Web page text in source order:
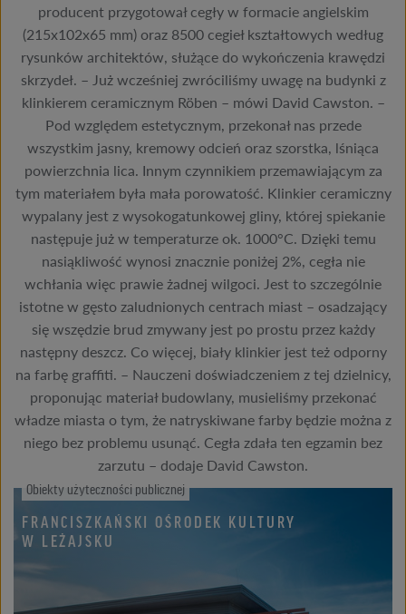
producent przygotował cegły w formacie angielskim
(215x102x65 mm) oraz 8500 cegieł kształtowych według
rysunków architektów, służące do wykończenia krawędzi
skrzydeł. – Już wcześniej zwróciliśmy uwagę na budynki z
klinkierem ceramicznym Röben – mówi David Cawston. –
Pod względem estetycznym, przekonał nas przede
wszystkim jasny, kremowy odcień oraz szorstka, lśniąca
powierzchnia lica. Innym czynnikiem przemawiającym za
tym materiałem była mała porowatość. Klinkier ceramiczny
wypalany jest z wysokogatunkowej gliny, której spiekanie
następuje już w temperaturze ok. 1000°C. Dzięki temu
nasiąkliwość wynosi znacznie poniżej 2%, cegła nie
wchłania więc prawie żadnej wilgoci. Jest to szczególnie
istotne w gęsto zaludnionych centrach miast – osadzający
się wszędzie brud zmywany jest po prostu przez każdy
następny deszcz. Co więcej, biały klinkier jest też odporny
na farbę graffiti. – Nauczeni doświadczeniem z tej dzielnicy,
proponując materiał budowlany, musieliśmy przekonać
władze miasta o tym, że natryskiwane farby będzie można z
niego bez problemu usunąć. Cegła zdała ten egzamin bez
zarzutu – dodaje David Cawston.
Obiekty użyteczności publicznej
FRANCISZKAŃSKI OŚRODEK KULTURY
W LEŻAJSKU